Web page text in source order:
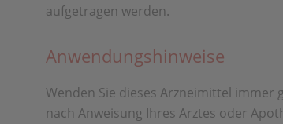
aufgetragen werden.
Anwendungshinweise
Wenden Sie dieses Arzneimittel immer
nach Anweisung Ihres Arztes oder